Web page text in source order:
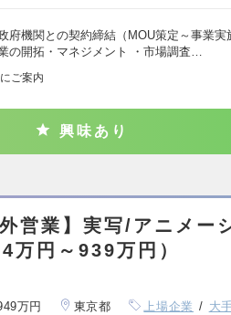
府機関との契約締結（MOU策定～事業
の開拓・マネジメント ・市場調査…
ご案内
興味あり
外営業】実写/アニメー
万円～939万円）
万円 東京都 上場企業 大